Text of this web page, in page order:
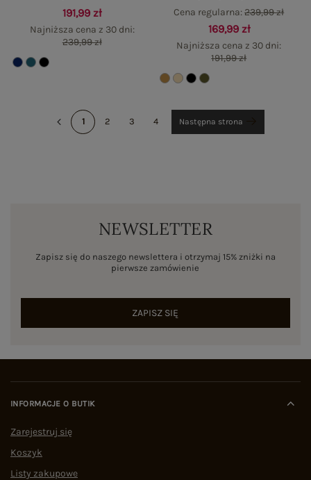
191,99 zł
Najniższa cena z 30 dni:
239,99 zł
169,99 zł
Najniższa cena z 30 dni:
191,99 zł
Cena regularna:239,99 zł
1 2 3 4 Następna strona
NEWSLETTER
Zapisz się do naszego newslettera i otrzymaj 15% zniżki na
pierwsze zamówienie
ZAPISZ SIĘ
INFORMACJE O BUTIK
Zarejestruj się
Koszyk
Listy zakupowe